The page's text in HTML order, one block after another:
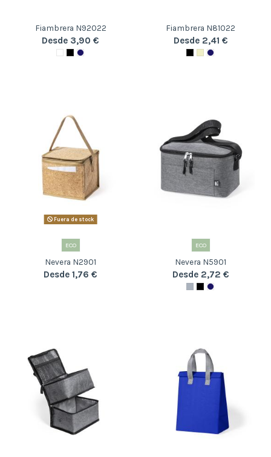
Fiambrera N92022
Desde 3,90 €
Fiambrera N81022
Desde 2,41 €
Fuera de stock
ECO
Nevera N2901
Desde 1,76 €
ECO
Nevera N5901
Desde 2,72 €